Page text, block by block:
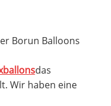
Borun Balloons
das
Wir haben eine